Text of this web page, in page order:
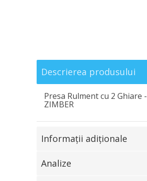
Descrierea produsului
Presa Rulment cu 2 Ghiare -
ZIMBER
Informaţii adiţionale
Analize